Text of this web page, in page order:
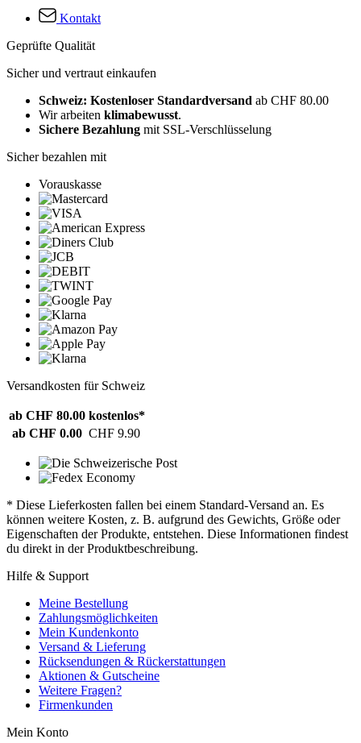
Kontakt
Geprüfte Qualität
Sicher und vertraut einkaufen
Schweiz: Kostenloser Standardversand ab CHF 80.00
Wir arbeiten klimabewusst.
Sichere Bezahlung mit SSL-Verschlüsselung
Sicher bezahlen mit
Vorauskasse
Versandkosten für Schweiz
ab CHF 80.00 kostenlos*
ab CHF 0.00 CHF 9.90
* Diese Lieferkosten fallen bei einem Standard-Versand an. Es
können weitere Kosten, z. B. aufgrund des Gewichts, Größe oder
Eigenschaften der Produkte, entstehen. Diese Informationen findest
du direkt in der Produktbeschreibung.
Hilfe & Support
Meine Bestellung
Zahlungsmöglichkeiten
Mein Kundenkonto
Versand & Lieferung
Rücksendungen & Rückerstattungen
Aktionen & Gutscheine
Weitere Fragen?
Firmenkunden
Mein Konto